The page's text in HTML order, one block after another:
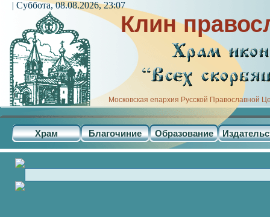
Клин
Московская епархия Русской Православной
Храм Благочиние Образование
| Суббота, 08.08.2026, 23:07